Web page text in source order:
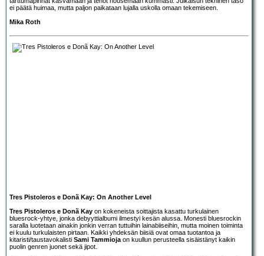
ei päätä huimaa, mutta paljon paikataan lujalla uskolla omaan tekemiseen.
Mika Roth
Tres Pistoleros e Donã Kay: On Another Level
Tres Pistoleros e Donã Kay on kokeneista soittajista kasattu turkulainen
bluesrock-yhtye, jonka debyyttialbumi ilmestyi kesän alussa. Monesti bluesrockin
saralla luotetaan ainakin jonkin verran tuttuihin lainabiiseihin, mutta moinen toiminta
ei kuulu turkulaisten pirtaan. Kaikki yhdeksän biisiä ovat omaa tuotantoa ja
kitaristi/taustavokalisti Sami Tammioja on kuullun perusteella sisäistänyt kaikin
puolin genren juonet sekä jipot.